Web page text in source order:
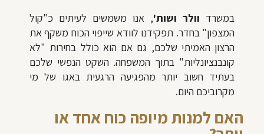
במשרד וולר ושות', אנו משמשים לעיתים כ"קול
המצפון" בחדר. תפקידנו לוודא שייפוי הכוח משקף את
הרצון האמיתי שלכם, גם אם הוא כולל בחירות "לא
קונבנציונליות" בתוך המשפחה. השקט הנפשי שלכם
בעתיד חשוב יותר מהפגיעה הרגעית באגו של מי
מקרוביכם היום.
האם למנות מיופה כוח אחד או